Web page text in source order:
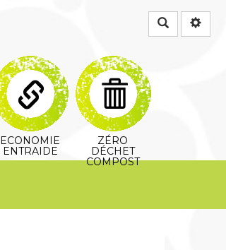
Rechercher
ECONOMIE
ENTRAIDE
ZÉRO
DÉCHET
COMPOST